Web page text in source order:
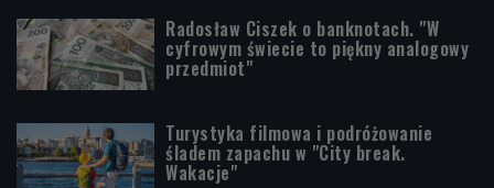
Radosław Ciszek o banknotach. "W
cyfrowym świecie to piękny analogowy
przedmiot"
Turystyka filmowa i podróżowanie
śladem zapachu w "City break.
Wakacje"